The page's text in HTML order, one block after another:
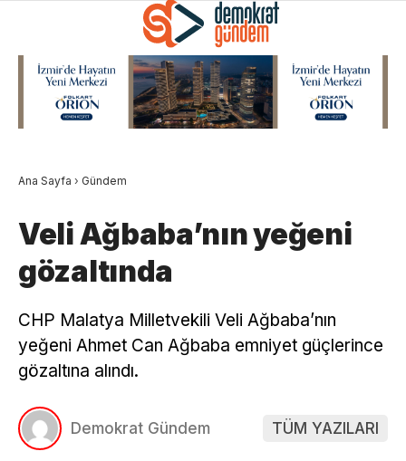
Ana Sayfa › Gündem
Veli Ağbaba’nın yeğeni
gözaltında
CHP Malatya Milletvekili Veli Ağbaba’nın
yeğeni Ahmet Can Ağbaba emniyet güçlerince
gözaltına alındı.
Demokrat Gündem TÜM YAZILARI